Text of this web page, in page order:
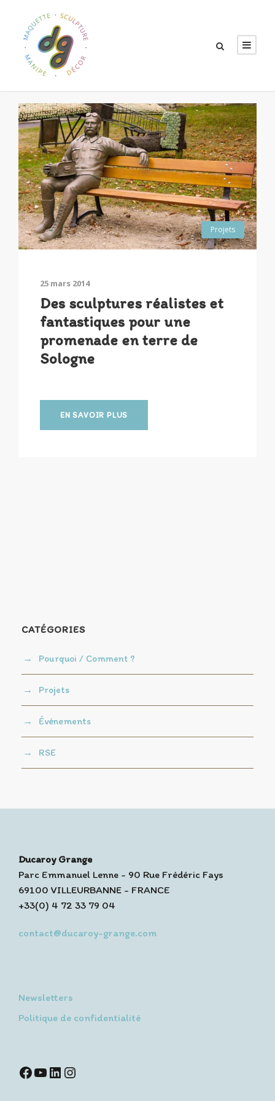
Projets
25 mars 2014
Des sculptures réalistes et
fantastiques pour une
promenade en terre de
Sologne
EN SAVOIR PLUS
CATÉGORIES
Pourquoi / Comment ?
Projets
Événements
RSE
Ducaroy Grange
Parc Emmanuel Lenne - 90 Rue Frédéric Fays
69100 VILLEURBANNE - FRANCE
+33(0) 4 72 33 79 04
contact@ducaroy-grange.com
Newsletters
Politique de confidentialité
Facebook YouTube LinkedIn Instagram